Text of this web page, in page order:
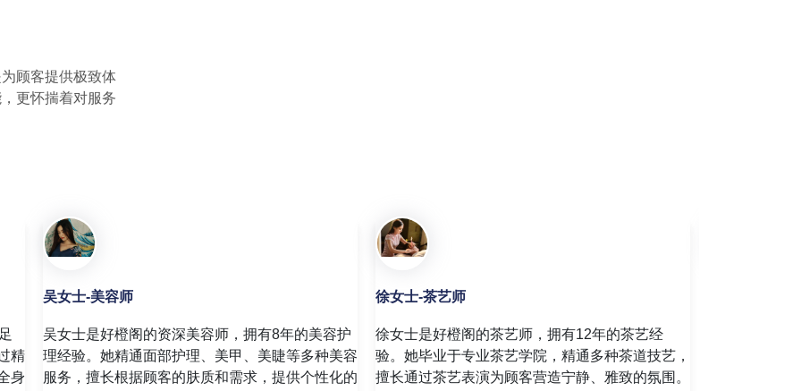
顾客提供极致体
更怀揣着对服务
按
次
王女士-水疗师
王女士负责好橙阁的水疗服务，拥有8年的水疗护
理经验。她毕业于专业美容护理学院，擅长结合芳
香疗法、水疗技术和中医养生理念，为顾客提供全
赵女士-足疗师
赵女士是好橙阁的资深足疗技师，拥有10年的足
疗经验。她精通足底反射区按摩技术，能够通过精
准的穴位按压，帮助顾客缓解足部疲劳，促进全身